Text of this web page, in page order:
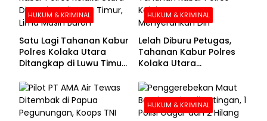
HUKUM & KRIMINAL
Satu Lagi Tahanan Kabur
Polres Kolaka Utara
Ditangkap di Luwu Timur,
HUKUM & KRIMINAL
Lelah Diburu Petugas,
Tahanan Kabur Polres
Kolaka Utara
HUKUM & KRIMINAL